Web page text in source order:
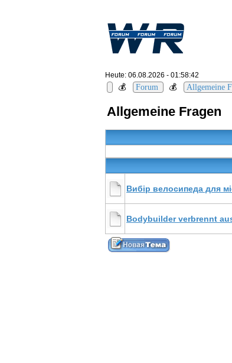
Heute: 06.08.2026 - 01:58:42
💰 Forum 💰 Allgemeine
Allgemeine Fragen
Вибір велосипеда для
Bodybuilder verbrennt